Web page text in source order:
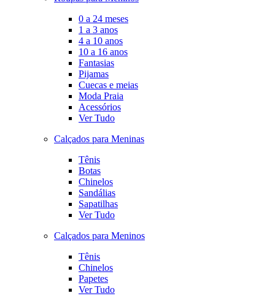
0 a 24 meses
1 a 3 anos
4 a 10 anos
10 a 16 anos
Fantasias
Pijamas
Cuecas e meias
Moda Praia
Acessórios
Ver Tudo
Calçados para Meninas
Tênis
Botas
Chinelos
Sandálias
Sapatilhas
Ver Tudo
Calçados para Meninos
Tênis
Chinelos
Papetes
Ver Tudo